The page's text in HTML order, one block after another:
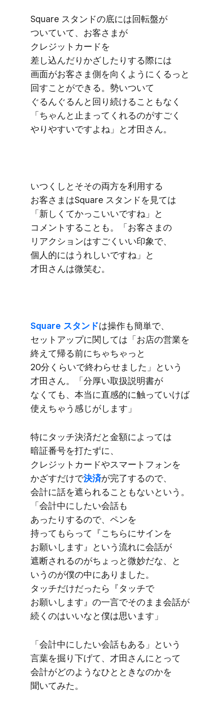
Square スタンドの​底には​回転盤が​
ついていて、​お客さまが​
クレジットカードを​
差し込んだりかざしたりする​際には​
画面が​お客さま側を​向くようにくるっと​
回すことができる。​勢いついて​
ぐるんぐるんと​回り続ける​こともなく​
「ちゃんと​止まってくれるのが​すごく​
やりやすいですよね」と​才田さん。
いつくしと​そその​両方を​利用する​
お客さまは​Square スタンドを​見ては​
「新しくてかっこいいですね」と​
コメントする​ことも。​「お客さまの​
リアクションは​すごく​いい​印象で、​
個人的には​うれしいですね」と​
才田さんは​微笑む。
Square スタンドは​操作も​簡単で、​
セットアップに​関しては​「お店の​営業を​
終えて​帰る​前にちゃちゃっと​
20分くらいで​終わらせました」と​いう​
才田さん。​「分厚い​取扱説明書が​
なくても、​本当に​直感的に​触っていけば​
使えちゃう​感じが​します」
特に​タッチ決済だと​金額に​よっては​
暗証番号を​打たずに、​
クレジットカードや​スマートフォンを​
かざすだけで​決済が​完了するので、​
会計に​話を​遮られる​こともないと​いう。​
「会計中に​したい​会話も​
あったりするので、​ペンを​
持ってもらって​『こちらに​サインを​
お願いします』と​いう​流れに​会話が​
遮断されるのが​ちょっと​微妙だな、と​
いうのが​僕の​中に​ありました。​
タッチだけだったら​『タッチで​
お願いします』の​一言で​そのまま​会話が​
続くのは​いいなと​僕は​思います」
「会計中に​したい​会話も​ある」と​いう​
言葉を​掘り下げて、​才田さんに​とって​
会計が​どのような​ひと​ときなのかを​
聞いてみた。